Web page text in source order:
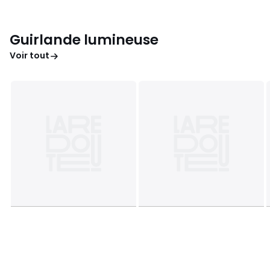
Guirlande lumineuse
Voir tout